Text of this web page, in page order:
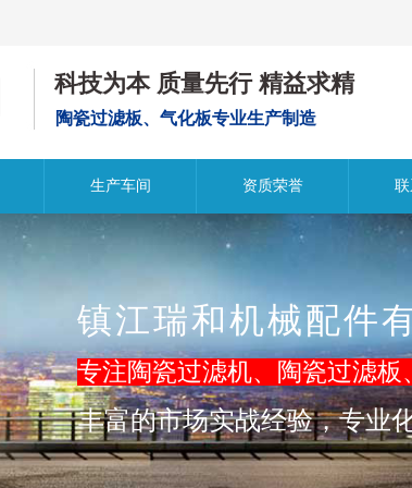
科技为本 质量先行 精益求精
陶瓷过滤板、气化板专业生产制造
生产车间 资质荣誉 联
镇江瑞和机械配件
专注陶瓷过滤机、陶瓷过滤板
丰富的市场实战经验，专业